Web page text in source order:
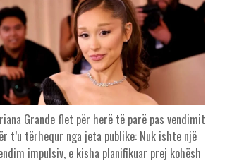
Grande flet për herë të parë pas vendimit
t’u tërhequr nga jeta publike: Nuk ishte një
impulsiv, e kisha planifikuar prej kohësh